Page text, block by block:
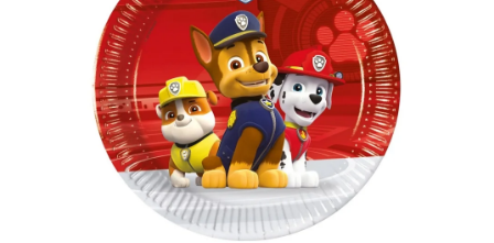
BARVY NA OBLIČEJ A VLASY
BLAHOPŘÁNÍ
BUBLIFUKY
DORTOVÉ SVÍČKY A OZDOBY